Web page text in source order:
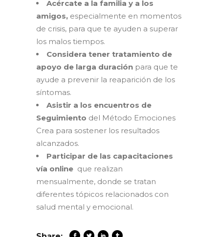
Acércate a la familia y a los
amigos, especialmente en momentos
de crisis, para que te ayuden a superar
los malos tiempos.
Considera tener tratamiento de
apoyo de larga duración para que te
ayude a prevenir la reaparición de los
síntomas.
Asistir a los encuentros de
Seguimiento del Método Emociones
Crea para sostener los resultados
alcanzados.
Participar de las capacitaciones
vía online que realizan
mensualmente, donde se tratan
diferentes tópicos relacionados con
salud mental y emocional.